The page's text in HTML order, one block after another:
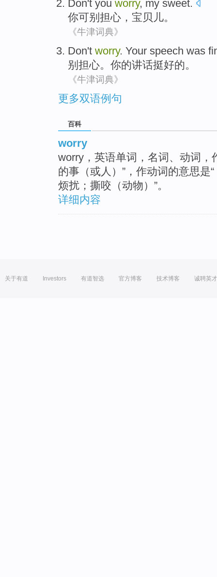
Don't you worry, my sweet.
你可别 担心 ， 宝贝儿。
《牛津词典》
Don't worry. Your speech was
别 担心。 你的讲话挺好的。
《牛津词典》
更多双语例句
百科
worry
worry，英语单词，名词、动词，
的事（或人）”，作动词的意思是
烦扰；撕咬（动物）”。
详细内容
关于有道 Investors 有道智选 官方博客 技术博客 诚聘英才